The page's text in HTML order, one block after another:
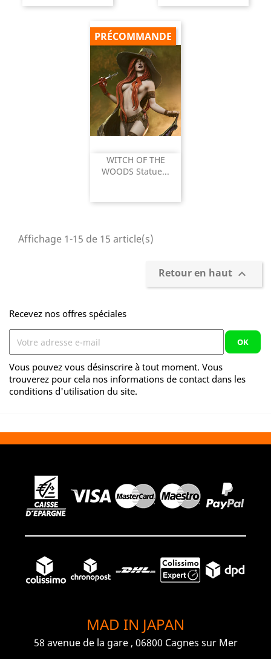
WITCH OF THE
WOODS Statue...
PRÉCOMMANDE
Affichage 1-15 de 15 article(s)
Retour en haut 
Recevez nos offres spéciales
Vous pouvez vous désinscrire à tout moment. Vous
trouverez pour cela nos informations de contact dans les
conditions d'utilisation du site.
MAD IN JAPAN
58 avenue de la gare , 06800 Cagnes sur Mer